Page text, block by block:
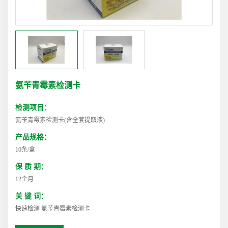
氨苄青霉素检测卡
检测项目：
氨苄青霉素检测卡(含全套提取液)
产品规格：
10条/盒
保 质 期：
12个月
关 键 词：
快速检测 氨苄青霉素检测卡